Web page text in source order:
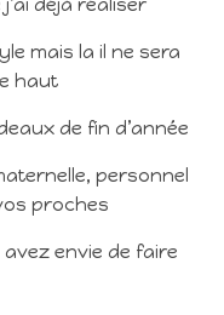
déjà réaliser
mais la il ne sera
haut
de fin d’année
personnel
proches
envie de faire